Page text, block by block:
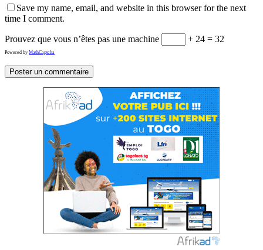
Save my name, email, and website in this browser for the next
time I comment.
Prouvez que vous n’êtes pas une machine + 24 = 32
Powered by MathCaptcha